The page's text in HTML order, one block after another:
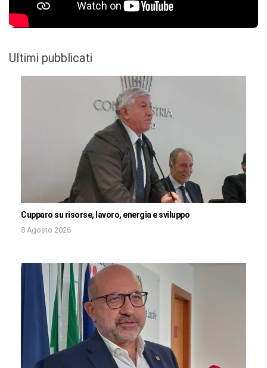
Ultimi pubblicati
Cupparo su risorse, lavoro, energia e sviluppo
8 Agosto 2026